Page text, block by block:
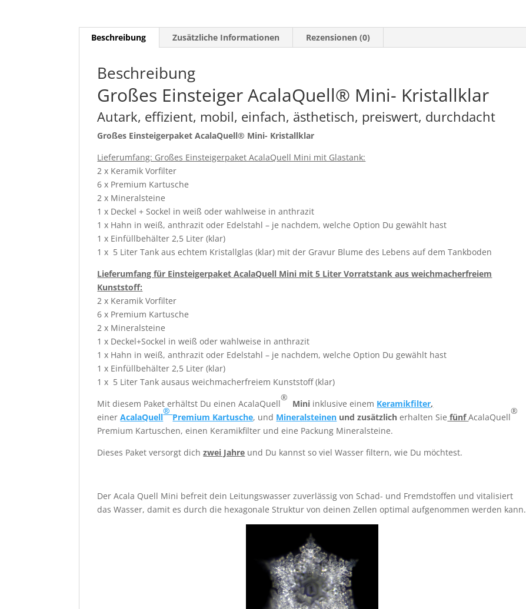
Beschreibung Zusätzliche Informationen Rezensionen (0)
Beschreibung
Großes Einsteiger AcalaQuell® Mini- Kristallklar
Autark, effizient, mobil, einfach, ästhetisch, preiswert, durchdacht
Großes Einsteigerpaket AcalaQuell® Mini- Kristallklar
Lieferumfang: Großes Einsteigerpaket AcalaQuell Mini mit Glastank:
2 x Keramik Vorfilter
6 x Premium Kartusche
2 x Mineralsteine
1 x Deckel + Sockel in weiß oder wahlweise in anthrazit
1 x Hahn in weiß, anthrazit oder Edelstahl – je nachdem, welche Option Du gewählt hast
1 x Einfüllbehälter 2,5 Liter (klar)
1 x 5 Liter Tank aus echtem Kristallglas (klar) mit der Gravur Blume des Lebens auf dem Tankboden
Lieferumfang für Einsteigerpaket AcalaQuell Mini mit 5 Liter Vorratstank aus weichmacherfreiem
Kunststoff:
2 x Keramik Vorfilter
6 x Premium Kartusche
2 x Mineralsteine
1 x Deckel+Sockel in weiß oder wahlweise in anthrazit
1 x Hahn in weiß, anthrazit oder Edelstahl – je nachdem, welche Option Du gewählt hast
1 x Einfüllbehälter 2,5 Liter (klar)
1 x 5 Liter Tank ausaus weichmacherfreiem Kunststoff (klar)
Mit diesem Paket erhältst Du einen AcalaQuell
®
Mini inklusive einem Keramikfilter,
einerAcalaQuell
®
Premium Kartusche, und Mineralsteinen und zusätzlich erhalten Sie fünfAcalaQuell
®
Premium Kartuschen, einen Keramikfilter und eine Packung Mineralsteine.
Dieses Paket versorgt dichzwei Jahre und Du kannst so viel Wasser filtern, wie Du möchtest.
Der Acala Quell Mini befreit dein Leitungswasser zuverlässig von Schad- und Fremdstoffen und vitalisiert
das Wasser, damit es durch die hexagonale Struktur von deinen Zellen optimal aufgenommen werden kann.